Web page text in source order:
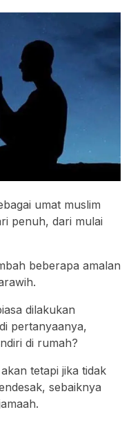
umat muslim
penuh, dari mulai
beberapa amalan
dilakukan
pertanyaanya,
di rumah?
tetapi jika tidak
sebaiknya